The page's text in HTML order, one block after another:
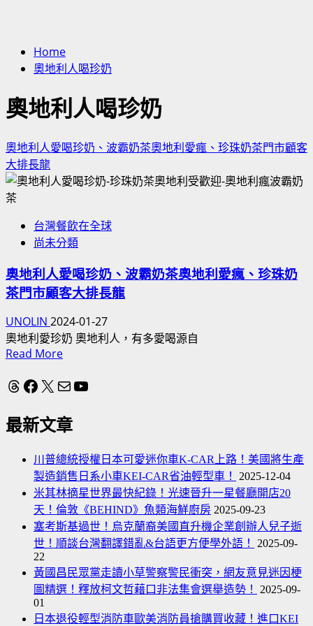
Home
奧地利人喝珍奶
奧地利人喝珍奶
奧地利人愛喝珍奶、波霸奶茶奧地利愛瘋、珍珠奶茶門市顧客
大排長龍
台灣餐飲在全球
尚未分類
奧地利人愛喝珍奶、波霸奶茶奧地利愛瘋、珍珠奶
茶門市顧客大排長龍
UNOLIN 2024-01-27
奧地利愛珍奶 奧地利人，有多愛喝源自
Read MoreRead
about
地
利
人
愛
喝
珍
奶、
波
霸
奶
茶
地
Threads
Facebook
X 電子郵件YouTube
最新文章
川普總統授權日本可愛迷你車K-CAR上路！美國將生產
製造銷售日系小車KEI-CAR省油輕型車！
2025-12-04
米其林摘星世界最快紀錄！光速晉升一星餐廳開店20
天！倫敦《BEHIND》魚類海鮮廚房 2025-09-23
塞考斯基過世！烏克蘭裔美國直升機企業創辦人兒子逝
世！順談台灣翻譯錯亂&台語更方便學外語！
2025-09-
22
黃國昌民眾黨走讀小草警察警民衝突，網友意見迷因梗
圖精選！釋放柯文哲藉口非法集會選舉造勢！
2025-09-
01
日本退役輕型消防車歐美消防員搶購買收藏！進口KEI